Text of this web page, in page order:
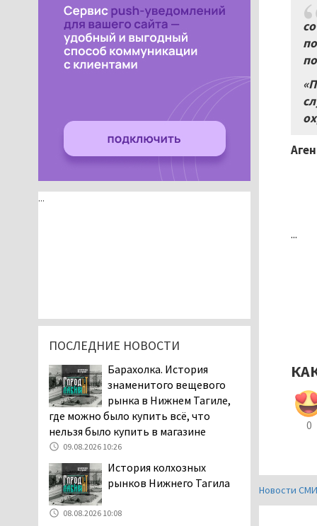
...
0
Новости
...
ПОСЛЕДНИЕ НОВОСТИ
Барахолка. История
знаменитого вещевого
рынка в Нижнем Тагиле,
где можно было купить всё, что
нельзя было купить в магазине
09.08.2026 10:26
История колхозных
рынков Нижнего Тагила
08.08.2026 10:08